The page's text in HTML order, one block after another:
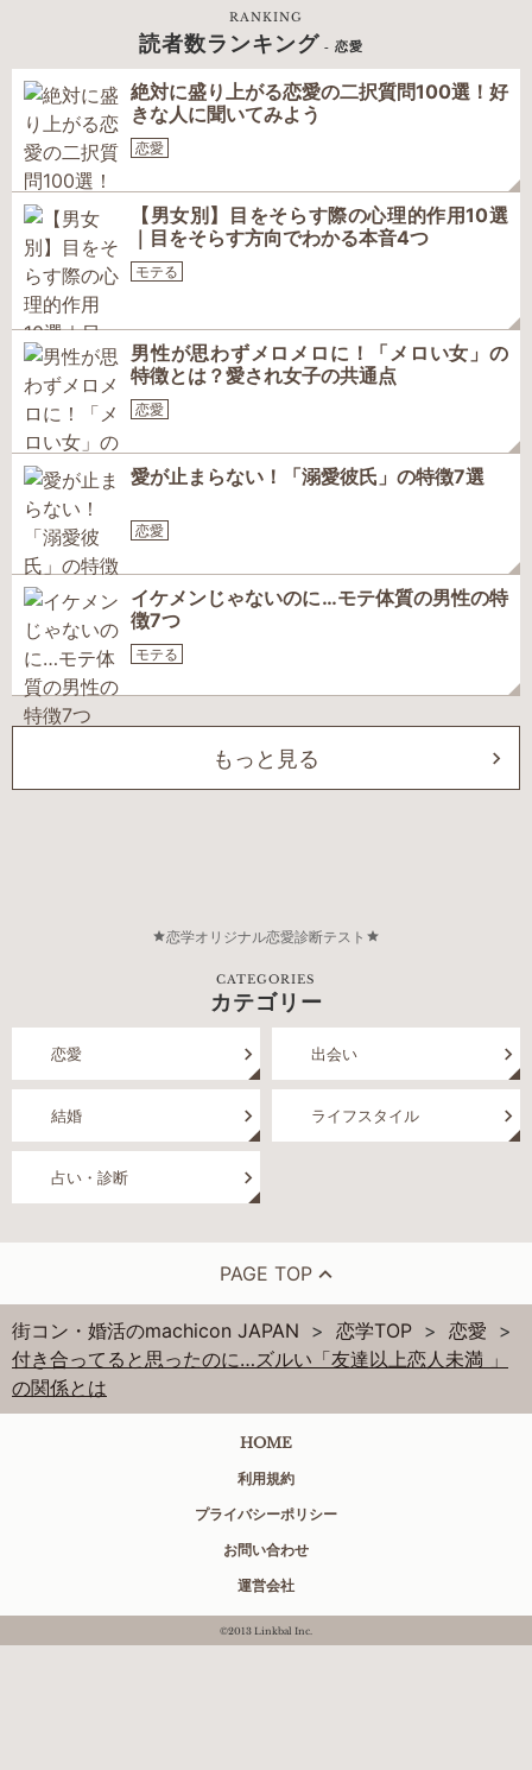
RANKING
読者数ランキング - 恋愛
絶対に盛り上がる恋愛の二択質問100選！好
きな人に聞いてみよう
恋愛
【男女別】目をそらす際の心理的作用10選
｜目をそらす方向でわかる本音4つ
モテる
男性が思わずメロメロに！「メロい女」の
特徴とは？愛され女子の共通点
恋愛
愛が止まらない！「溺愛彼氏」の特徴7選
恋愛
イケメンじゃないのに…モテ体質の男性の特
徴7つ
モテる
もっと見る
恋学オリジナル恋愛診断テスト
CATEGORIES
カテゴリー
恋愛 出会い
結婚 ライフスタイル
占い・診断
PAGE TOP
街コン・婚活のmachicon JAPAN 恋学TOP
恋愛
付き合ってると思ったのに…ズルい「友達以上恋人未満 」
の関係とは
HOME
利用規約
プライバシーポリシー
お問い合わせ
運営会社
©2013 Linkbal Inc.